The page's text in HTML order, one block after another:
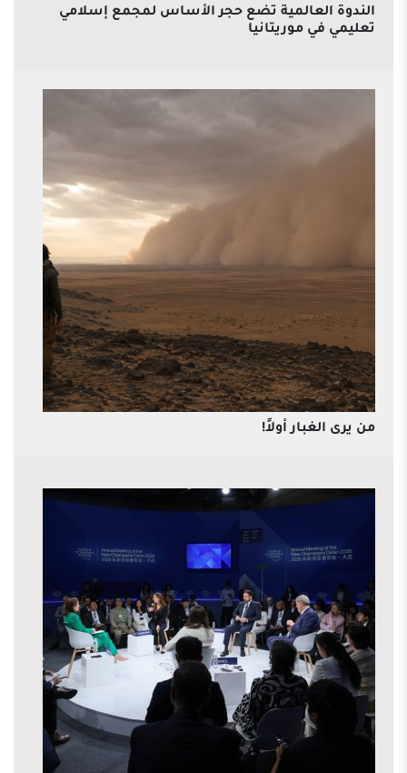
الندوة العالمية تضع حجر الأساس لمجمع إسلامي
تعليمي في موريتانيا
من يرى الغبار أولاً!